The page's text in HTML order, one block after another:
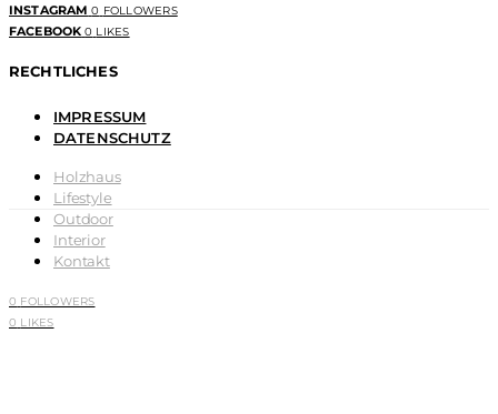
INSTAGRAM 0 FOLLOWERS
FACEBOOK 0 LIKES
RECHTLICHES
IMPRESSUM
DATENSCHUTZ
Holzhaus
Lifestyle
Outdoor
Interior
Kontakt
0 FOLLOWERS
0 LIKES